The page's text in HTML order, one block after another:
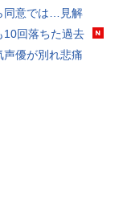
同意では…見解
10回落ちた過去
優が別れ悲痛